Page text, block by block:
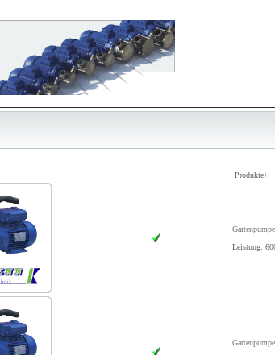
Produkte+
Leistung: